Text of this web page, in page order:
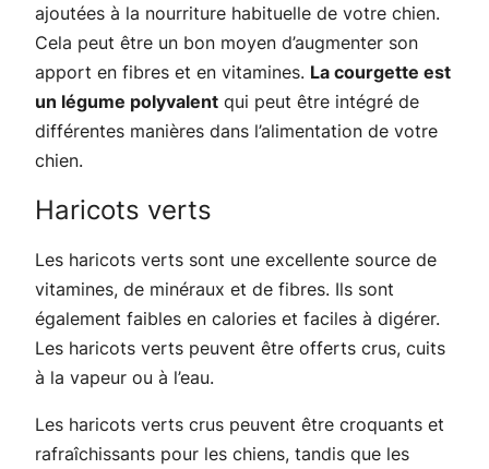
ajoutées à la nourriture habituelle de votre chien.
Cela peut être un bon moyen d’augmenter son
apport en fibres et en vitamines. La courgette est
un légume polyvalent qui peut être intégré de
différentes manières dans l’alimentation de votre
chien.
Haricots verts
Les haricots verts sont une excellente source de
vitamines, de minéraux et de fibres. Ils sont
également faibles en calories et faciles à digérer.
Les haricots verts peuvent être offerts crus, cuits
à la vapeur ou à l’eau.
Les haricots verts crus peuvent être croquants et
rafraîchissants pour les chiens, tandis que les